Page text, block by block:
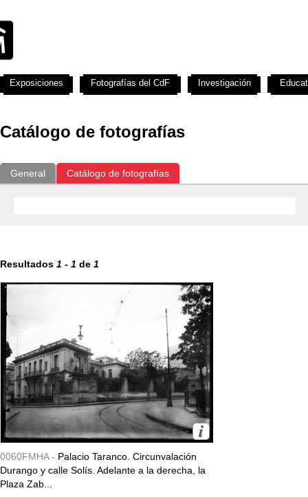
Catálogo de fotografías
General Catálogo de fotografías
Resultados 1 - 1 de 1
0060FMHA - Palacio Taranco. Circunvalación
Durango y calle Solís. Adelante a la derecha, la
Plaza Zab...
Exposiciones Fotografías del CdF Investigación